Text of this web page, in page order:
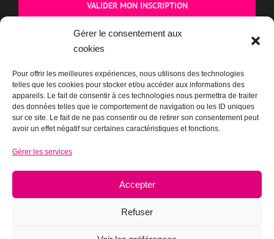
Gérer le consentement aux
cookies
Pour offrir les meilleures expériences, nous utilisons des technologies
telles que les cookies pour stocker et/ou accéder aux informations des
appareils. Le fait de consentir à ces technologies nous permettra de traiter
des données telles que le comportement de navigation ou les ID uniques
sur ce site. Le fait de ne pas consentir ou de retirer son consentement peut
avoir un effet négatif sur certaines caractéristiques et fonctions.
Gérer les services
Accepter
Refuser
BOUTIQUE